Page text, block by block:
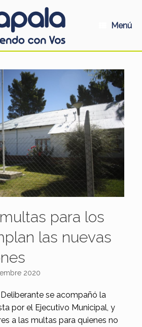
Menú
para los
las nuevas
2020
se acompañó la
por el Ejecutivo Municipal, y
a las multas para quienes no